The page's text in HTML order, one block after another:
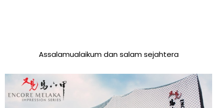
Assalamualaikum dan salam sejahtera